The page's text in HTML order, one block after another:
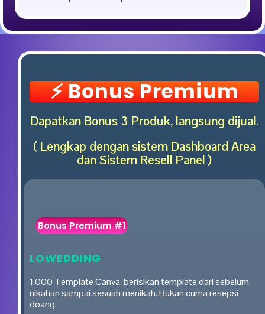
⚡️ Bonus Premium
Dapatkan Bonus 3 Produk, langsung dijual.
( Lengkap dengan sistem Dashboard Area
dan Sistem Resell Panel )
Bonus Premium #1
LOWEDDING
1.000 Template Canva, berisikan template dari sebelum
nikahan sampai sesuah menikah. Bukan cuma resepsi
doang.